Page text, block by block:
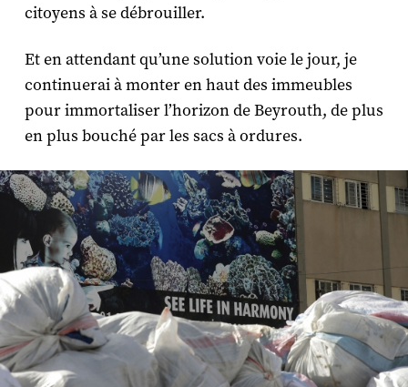
citoyens à se débrouiller.
Et en attendant qu’une solution voie le jour, je
continuerai à monter en haut des immeubles
pour immortaliser l’horizon de Beyrouth, de plus
en plus bouché par les sacs à ordures.